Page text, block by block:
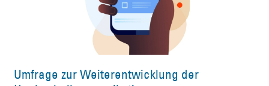
Umfrage zur Weiterentwicklung der